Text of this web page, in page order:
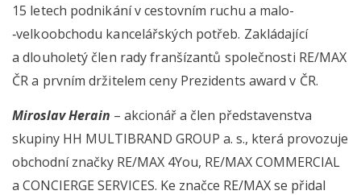
15 letech podnikání v cestovním ruchu a malo­
‑velkoobchodu kancelářských potřeb. Zakládající
a dlouholetý člen rady franšízantů společnosti RE/MAX
ČR a prvním držitelem ceny Prezidents award v ČR.
Miroslav Herain – akcionář a člen představenstva
skupiny HH MULTIBRAND GROUP a. s., která provozuje
obchodní značky RE/MAX 4You, RE/MAX COMMERCIAL
a CONCIERGE SERVICES. Ke značce RE/MAX se přidal